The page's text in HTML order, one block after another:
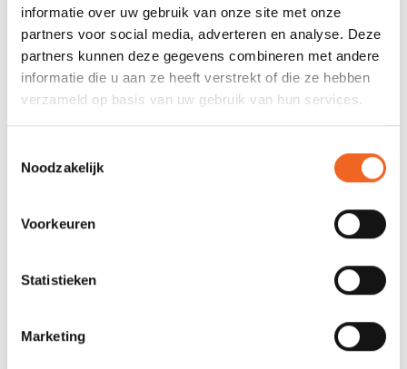
informatie over uw gebruik van onze site met onze
partners voor social media, adverteren en analyse. Deze
partners kunnen deze gegevens combineren met andere
informatie die u aan ze heeft verstrekt of die ze hebben
verzameld op basis van uw gebruik van hun services.
Noodzakelijk
Voorkeuren
Statistieken
Marketing
Recente artikelen
Gemaakt van afgedankte visnetten: Palm's
Op zoek naar een tweedehands kajak of kano?
De Astral Indus met een Limited Edition ontwerp